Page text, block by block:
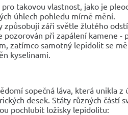
takovou vlastnost, jako je
úhlech pohledu mírně mění.
způsobují záři světle žlutého
pozorován při zapálení kamene -
zatímco samotný lepidolit se
kyselinami.
sopečná láva, která unikla
desek. Státy různých částí
pochlubit ložisky lepidolitu: